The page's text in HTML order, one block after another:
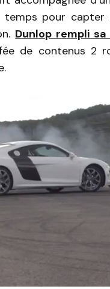
temps pour
Dunlop rempli
de contenus 2